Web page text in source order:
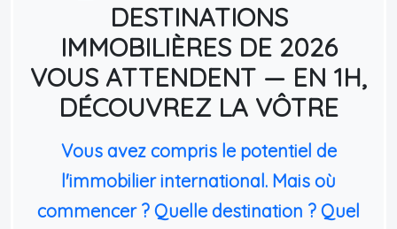
DESTINATIONS
IMMOBILIÈRES DE 2026
VOUS ATTENDENT — EN 1H,
DÉCOUVREZ LA VÔTRE
Vous avez compris le potentiel de
l'immobilier international. Mais où
commencer ? Quelle destination ? Quel